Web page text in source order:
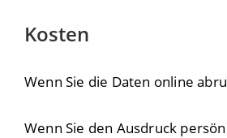
Kosten
Wenn Sie die Daten online
Wenn Sie den Ausdruck